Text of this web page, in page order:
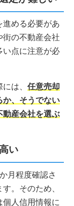
進める必要があ
街の不動産会社
い点に注意が必
は、 任意売却
か、そうでない
動産会社を選ぶ
い
月程度確認さ
。そのため、
人信用情報に